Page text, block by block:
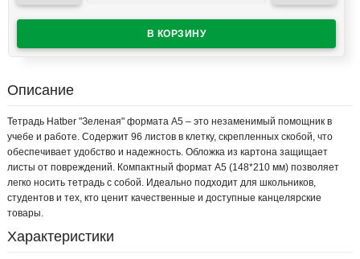
Описание
Тетрадь Hatber "Зеленая" формата А5 – это незаменимый помощник в
учебе и работе. Содержит 96 листов в клетку, скрепленных скобой, что
обеспечивает удобство и надежность. Обложка из картона защищает
листы от повреждений. Компактный формат А5 (148*210 мм) позволяет
легко носить тетрадь с собой. Идеально подходит для школьников,
студентов и тех, кто ценит качественные и доступные канцелярские
товары.
Характеристики